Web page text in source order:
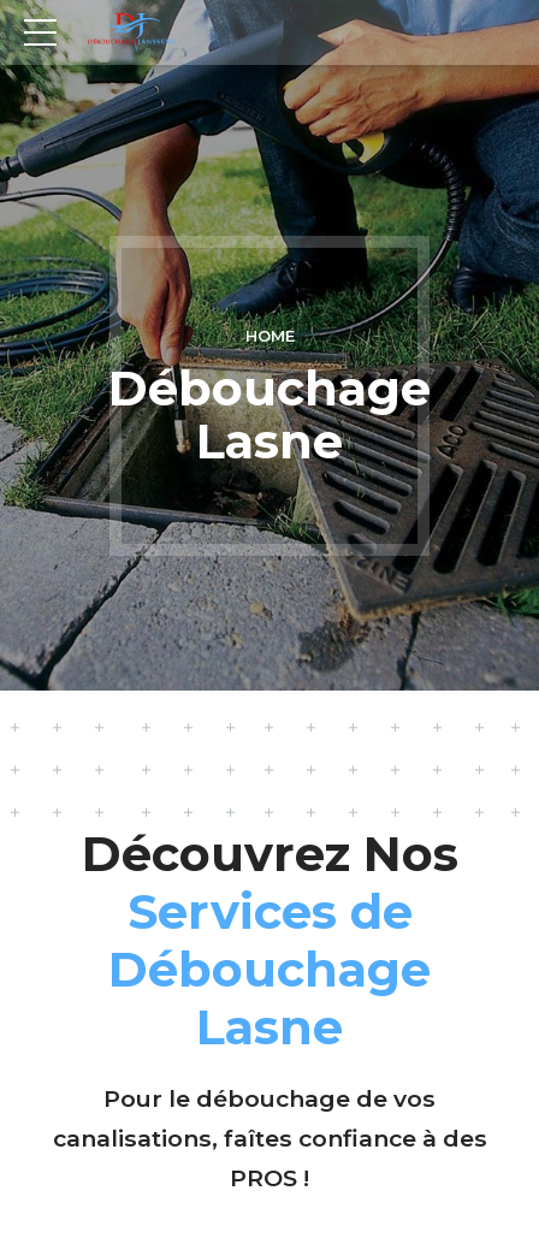
HOME
Débouchage
Lasne
Découvrez Nos
Services de
Débouchage
Lasne
Pour le débouchage de vos
canalisations, faîtes confiance à des
PROS !